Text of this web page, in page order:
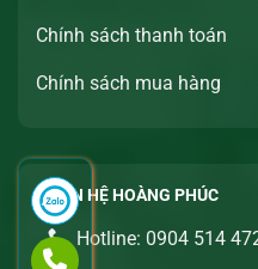
Chính sách thanh toán
Chính sách mua hàng
LIÊN HỆ HOÀNG PHÚC
Hotline: 0904 514